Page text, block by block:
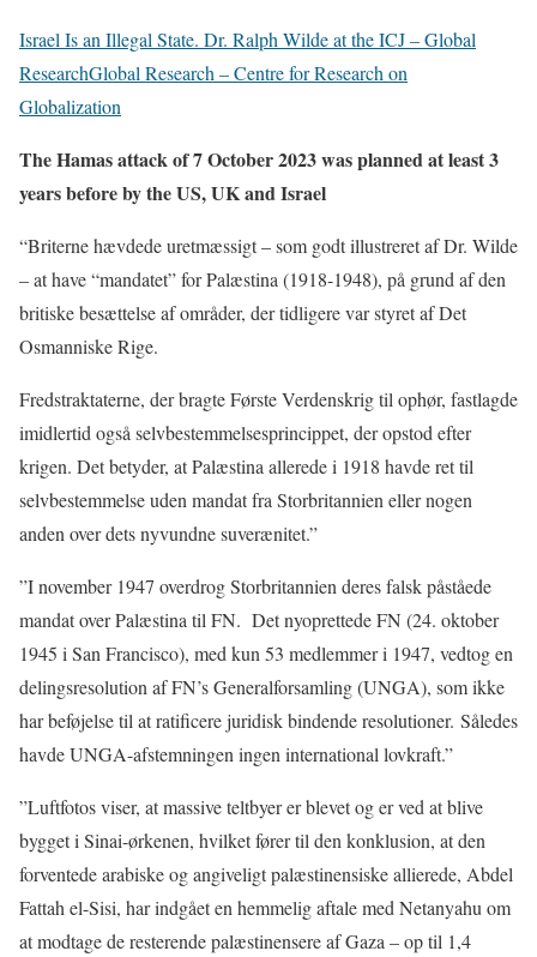
Israel Is an Illegal State. Dr. Ralph Wilde at the ICJ – Global
ResearchGlobal Research – Centre for Research on
Globalization
The Hamas attack of 7 October 2023 was planned at least 3
years before by the US, UK and Israel
“Briterne hævdede uretmæssigt – som godt illustreret af Dr. Wilde
– at have “mandatet” for Palæstina (1918-1948), på grund af den
britiske besættelse af områder, der tidligere var styret af Det
Osmanniske Rige.
Fredstraktaterne, der bragte Første Verdenskrig til ophør, fastlagde
imidlertid også selvbestemmelsesprincippet, der opstod efter
krigen. Det betyder, at Palæstina allerede i 1918 havde ret til
selvbestemmelse uden mandat fra Storbritannien eller nogen
anden over dets nyvundne suverænitet.”
”I november 1947 overdrog Storbritannien deres falsk påståede
mandat over Palæstina til FN. Det nyoprettede FN (24. oktober
1945 i San Francisco), med kun 53 medlemmer i 1947, vedtog en
delingsresolution af FN’s Generalforsamling (UNGA), som ikke
har beføjelse til at ratificere juridisk bindende resolutioner. Således
havde UNGA-afstemningen ingen international lovkraft.”
”Luftfotos viser, at massive teltbyer er blevet og er ved at blive
bygget i Sinai-ørkenen, hvilket fører til den konklusion, at den
forventede arabiske og angiveligt palæstinensiske allierede, Abdel
Fattah el-Sisi, har indgået en hemmelig aftale med Netanyahu om
at modtage de resterende palæstinensere af Gaza – op til 1,4